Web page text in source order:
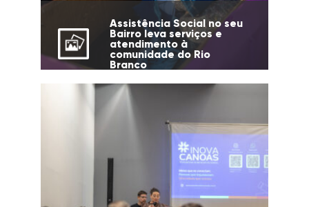
Assistência Social no seu
Bairro leva serviços e
atendimento à
comunidade do Rio
Branco